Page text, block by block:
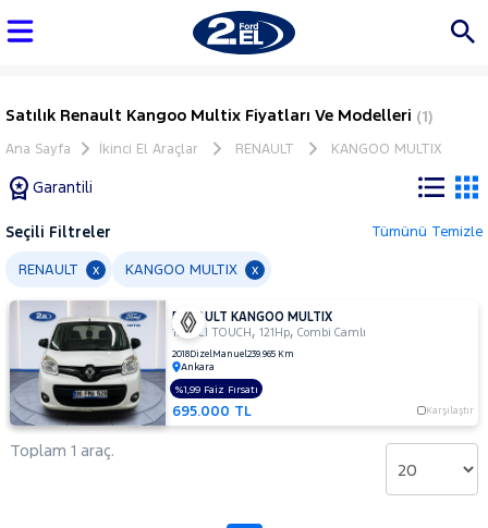
Satılık Renault Kangoo Multix Fiyatları Ve Modelleri (1)
Ana Sayfa İkinci El Araçlar RENAULT KANGOO MULTIX
Garantili
Tüm
Araçlar
AUDI
BMC
BMW
Seçili Filtreler Tümünü Temizle
RENAULT x KANGOO MULTIX x
RENAULT KANGOO MULTIX
1.5 DCI TOUCH ,121Hp,Combi Camlı
2018DizelManuel239.965 Km
Ankara
695.000 TL Karşılaştır
%1,99 Faiz Fırsatı
Toplam 1 araç.